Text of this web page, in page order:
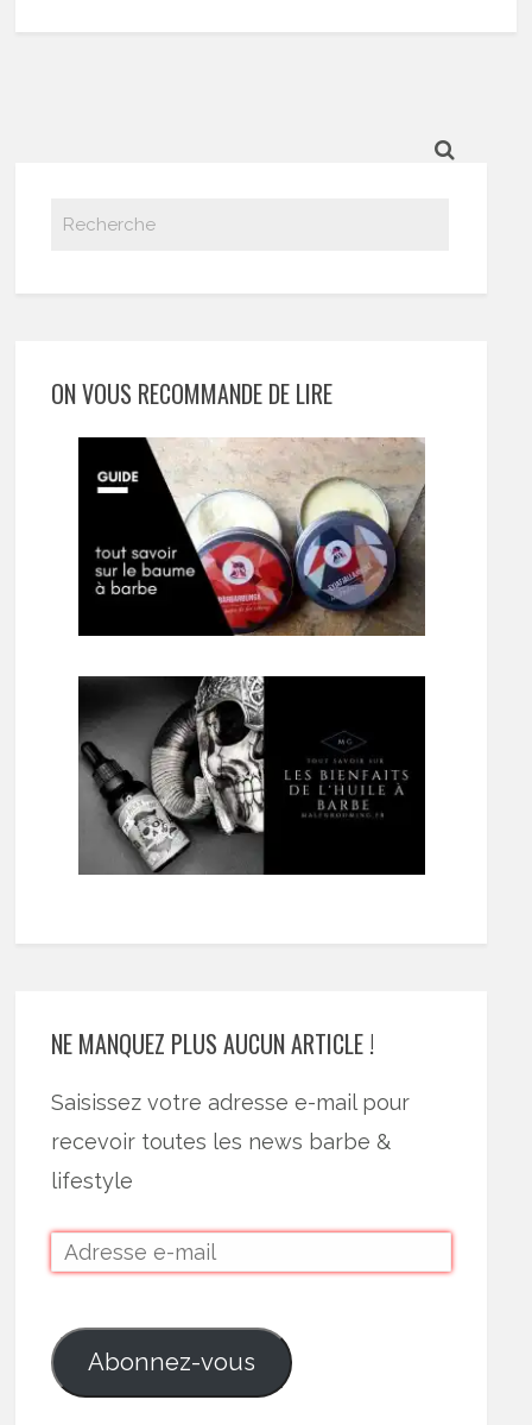
ON VOUS RECOMMANDE DE LIRE
NE MANQUEZ PLUS AUCUN ARTICLE !
Saisissez votre adresse e-mail pour
recevoir toutes les news barbe &
lifestyle
Abonnez-vous